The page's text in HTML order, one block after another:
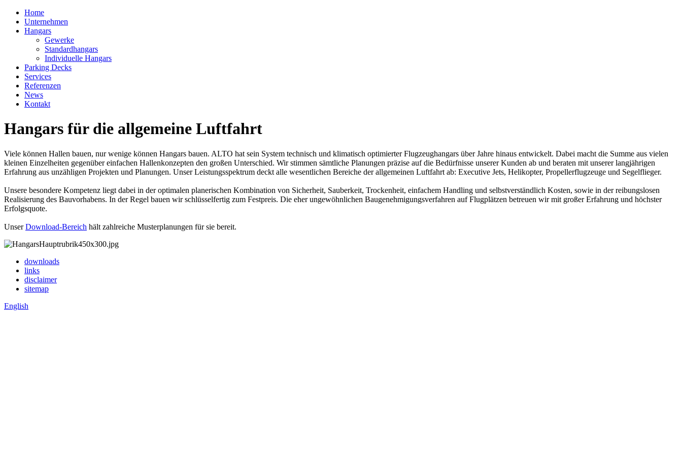
Home
Unternehmen
Hangars
Gewerke
Standardhangars
Individuelle Hangars
Parking Decks
Services
Referenzen
News
Kontakt
Hangars für die allgemeine Luftfahrt
Viele können Hallen bauen, nur wenige können Hangars bauen. ALTO hat sein System technisch und klimatisch optimierter Flugzeughangars über Jahre hinaus entwickelt. Dabei macht die Summe aus vielen
kleinen Einzelheiten gegenüber einfachen Hallenkonzepten den großen Unterschied. Wir stimmen sämtliche Planungen präzise auf die Bedürfnisse unserer Kunden ab und beraten mit unserer langjährigen
Erfahrung aus unzähligen Projekten und Planungen. Unser Leistungsspektrum deckt alle wesentlichen Bereiche der allgemeinen Luftfahrt ab: Executive Jets, Helikopter, Propellerflugzeuge und Segelflieger.
Unsere besondere Kompetenz liegt dabei in der optimalen planerischen Kombination von Sicherheit, Sauberkeit, Trockenheit, einfachem Handling und selbstverständlich Kosten, sowie in der reibungslosen
Realisierung des Bauvorhabens. In der Regel bauen wir schlüsselfertig zum Festpreis. Die eher ungewöhnlichen Baugenehmigungsverfahren auf Flugplätzen betreuen wir mit großer Erfahrung und höchster
Erfolgsquote.
UnserDownload-Bereich hält zahlreiche Musterplanungen für sie bereit.
downloads
links
disclaimer
sitemap
English